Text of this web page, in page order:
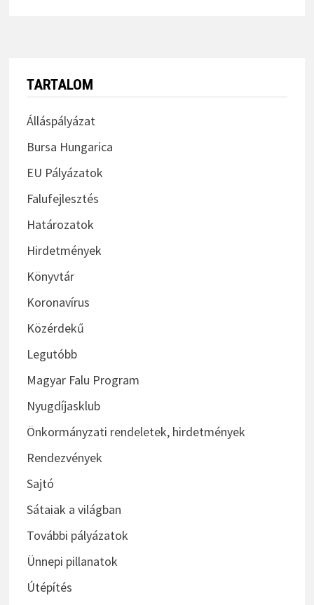
TARTALOM
Álláspályázat
Bursa Hungarica
EU Pályázatok
Falufejlesztés
Határozatok
Hirdetmények
Könyvtár
Koronavírus
Közérdekű
Legutóbb
Magyar Falu Program
Nyugdíjasklub
Önkormányzati rendeletek, hirdetmények
Rendezvények
Sajtó
Sátaiak a világban
További pályázatok
Ünnepi pillanatok
Útépítés